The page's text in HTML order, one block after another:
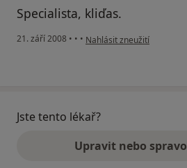
Specialista, kliďas.
21. září 2008 • • • podle názoru uživatele ddd
Nahlásit zneužití
Jste tento lékař?
Upravit nebo